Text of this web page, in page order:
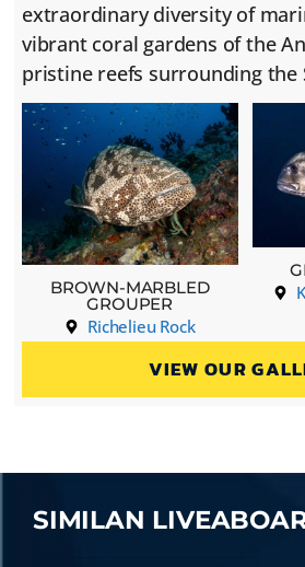
extraordinary diversity of
vibrant coral gardens of the
pristine reefs surrounding the
BROWN-MARBLED
GROUPER
Richelieu Rock
VIEW OUR
SIMILAN